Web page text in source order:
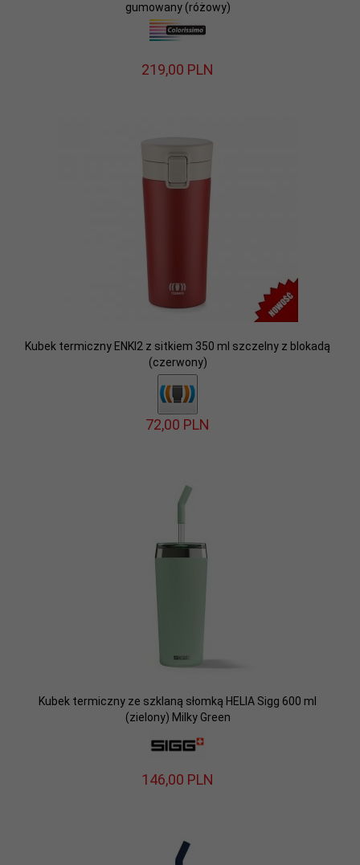
gumowany (różowy)
219,00 PLN
Kubek termiczny ENKI2 z sitkiem 350 ml szczelny z blokadą
(czerwony)
72,00 PLN
Kubek termiczny ze szklaną słomką HELIA Sigg 600 ml
(zielony) Milky Green
146,00 PLN